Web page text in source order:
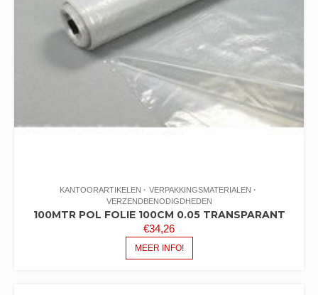
KANTOORARTIKELEN
VERPAKKINGSMATERIALEN
VERZENDBENODIGDHEDEN
100MTR POL FOLIE 100CM 0.05 TRANSPARANT
€34,26
MEER INFO!